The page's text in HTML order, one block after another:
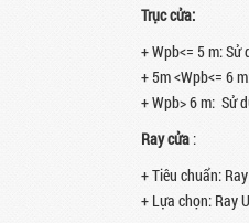
Trục cửa:
+ Wpb<= 5 m:
+ 5m <Wpb<= 6
+ Wpb> 6 m: Sử
Ray cửa :
+ Tiêu chuẩn:
+ Lựa chọn: Ray